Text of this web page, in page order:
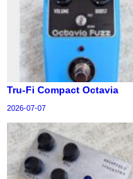
Tru-Fi Compact Octavia
2026-07-07